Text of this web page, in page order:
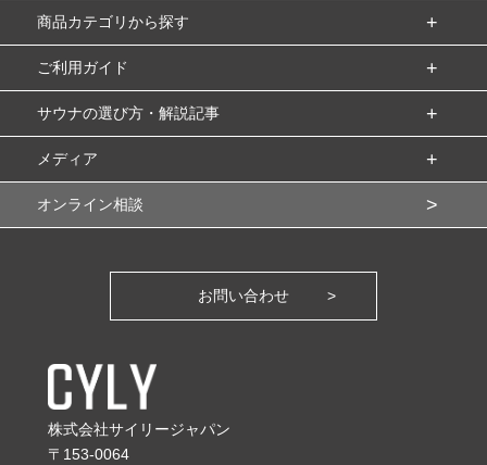
商品カテゴリから探す
ご利用ガイド
サウナの選び方・解説記事
メディア
オンライン相談
お問い合わせ
株式会社サイリージャパン
〒153-0064